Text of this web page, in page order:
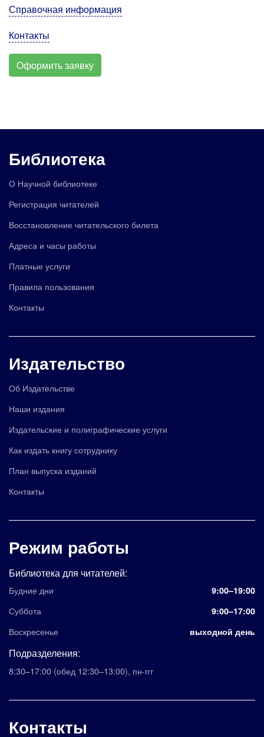
Справочная информация
Контакты
Оформить заявку
Библиотека
О Научной библиотеке
Регистрация читателей
Восстановление читательского билета
Адреса и часы работы
Платные услуги
Правила пользования
Контакты
Издательство
Об Издательстве
Наши издания
Издательские и полиграфические услуги
Как издать книгу сотруднику
План выпуска изданий
Контакты
Режим работы
Библиотека для читателей:
Будние дни 9:00–19:00
Суббота 9:00–17:00
Воскресенье выходной день
Подразделения:
8:30–17:00 (обед 12:30–13:00), пн-пт
Контакты